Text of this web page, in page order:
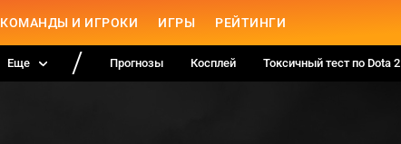
КОМАНДЫ И ИГРОКИ ИГРЫ РЕЙТИНГИ
Еще Прогнозы Косплей Токсичный тест по Dota 2